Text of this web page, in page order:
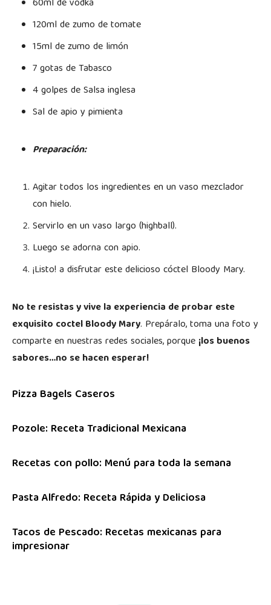
60ml de vodka
120ml de zumo de tomate
15ml de zumo de limón
7 gotas de Tabasco
4 golpes de Salsa inglesa
Sal de apio y pimienta
Preparación:
Agitar todos los ingredientes en un vaso mezclador
con hielo.
Servirlo en un vaso largo (highball).
Luego se adorna con apio.
¡Listo! a disfrutar este delicioso cóctel Bloody Mary.
No te resistas y vive la experiencia de probar este
exquisito coctel Bloody Mary. Prepáralo, toma una foto y
comparte en nuestras redes sociales, porque ¡los buenos
sabores…no se hacen esperar!
Pizza Bagels Caseros
Pozole: Receta Tradicional Mexicana
Recetas con pollo: Menú para toda la semana
Pasta Alfredo: Receta Rápida y Deliciosa
Tacos de Pescado: Recetas mexicanas para
impresionar